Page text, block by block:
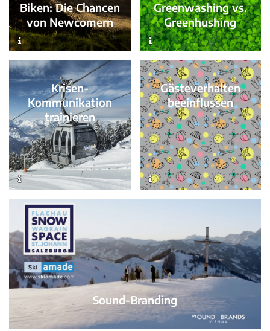
Biken: Die Chancen
von Newcomern
Greenwashing vs.
Greenhushing
Gästeverhalten
beeinflussen
Sound-Branding
Krisen-
Kommunikation
trainieren